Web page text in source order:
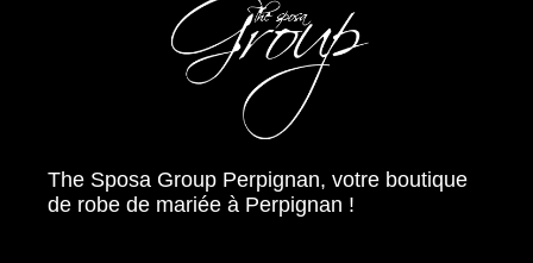
The Sposa Group Perpignan, votre boutique
de robe de mariée à Perpignan !